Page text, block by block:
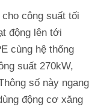
công suất tối
động lên tới
cùng hệ thống
suất 270kW,
số này ngang
động cơ xăng